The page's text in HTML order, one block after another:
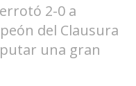
2-0 a
del Clausura
una gran